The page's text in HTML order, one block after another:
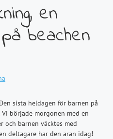
en
beachen
sista heldagen för barnen på
började morgonen med en
och barnen väcktes med
deltagare har den äran idag!